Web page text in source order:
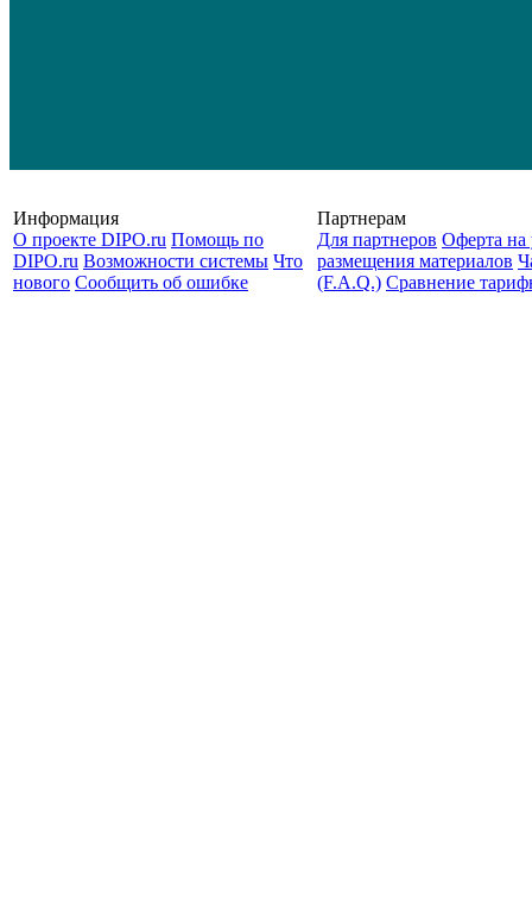
Информация
О проекте DIPO.ru Помощь по
DIPO.ru Возможности системы Что
нового Сообщить об ошибке
Партнерам
Для партнеров Оферта на
размещения материалов
(F.A.Q.) Cравнение